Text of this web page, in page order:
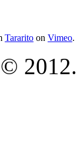
Tararito on Vimeo.